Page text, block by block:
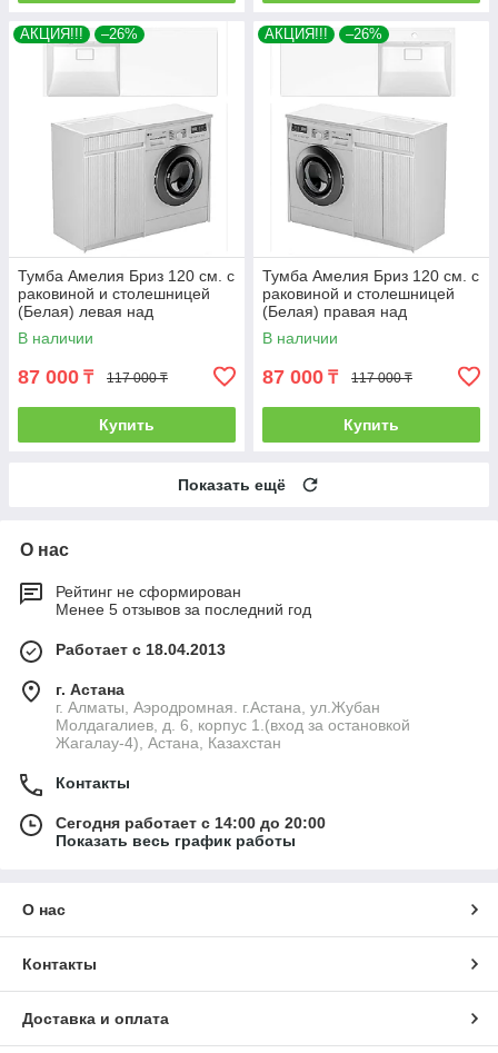
АКЦИЯ!!! –26%
Тумба Амелия Бриз 120 см. с
раковиной и столешницей
(Белая) левая над
стиральной машиной. РФ
В наличии
87 000 ₸ 117 000 ₸
Купить
АКЦИЯ!!! –26%
Тумба Амелия Бриз 120 см. с
раковиной и столешницей
(Белая) правая над
стиральной машиной. РФ
В наличии
87 000 ₸ 117 000 ₸
Купить
Показать ещё
О нас
Рейтинг не сформирован
Менее 5 отзывов за последний год
Работает с 18.04.2013
г. Астана
г. Алматы, Аэродромная. г.Астана, ул.Жубан
Молдагалиев, д. 6, корпус 1.(вход за остановкой
Жагалау-4), Астана, Казахстан
Контакты
Сегодня работает с 14:00 до 20:00
Показать весь график работы
О нас
Контакты
Доставка и оплата